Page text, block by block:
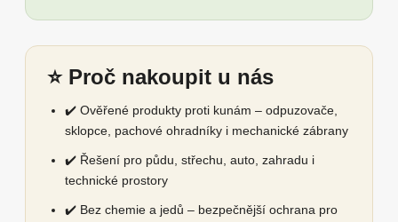
⭐ Proč nakoupit u nás
✔️ Ověřené produkty proti kunám – odpuzovače,
sklopce, pachové ohradníky i mechanické zábrany
✔️ Řešení pro půdu, střechu, auto, zahradu i
technické prostory
✔️ Bez chemie a jedů – bezpečnější ochrana pro